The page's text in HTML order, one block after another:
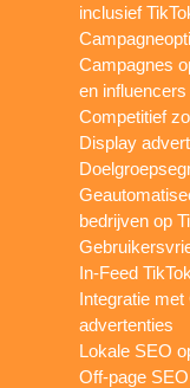
inclusief
Campagnes
en influencers
Competitief
Display
bedrijven op
In-Feed
Integratie
advertenties
Lokale SEO
Off-page